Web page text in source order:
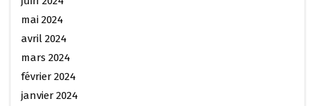
mai 2024
avril 2024
mars 2024
février 2024
janvier 2024